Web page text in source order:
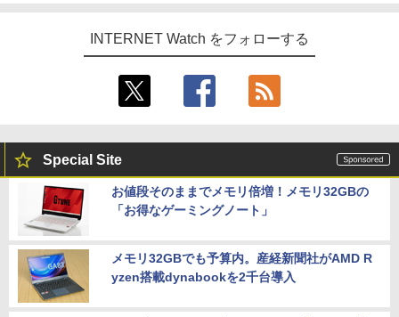
INTERNET Watch をフォローする
Special Site
お値段そのままでメモリ倍増！メモリ32GBの
「お得なゲーミングノート」
メモリ32GBでも予算内。産経新聞社がAMD R
yzen搭載dynabookを2千台導入